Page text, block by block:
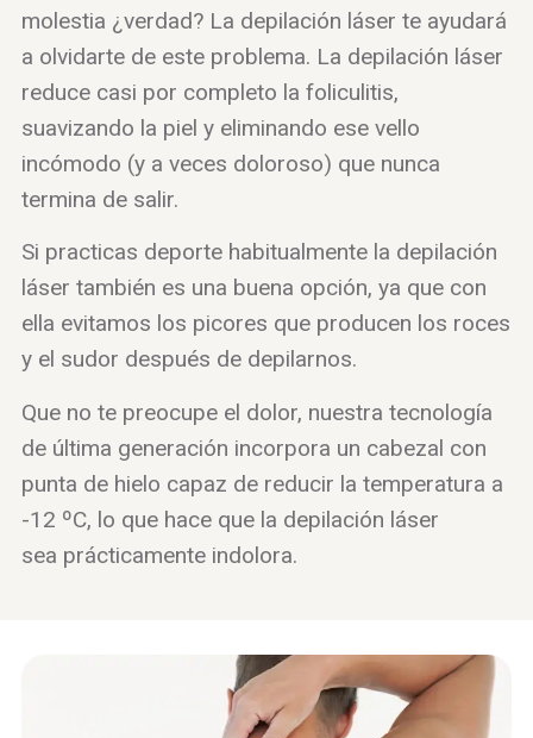
molestia ¿verdad? La depilación láser te ayudará
a olvidarte de este problema. La depilación láser
reduce casi por completo la foliculitis,
suavizando la piel y eliminando ese vello
incómodo (y a veces doloroso) que nunca
termina de salir.
Si practicas deporte habitualmente la depilación
láser también es una buena opción, ya que con
ella evitamos los picores que producen los roces
y el sudor después de depilarnos.
Que no te preocupe el dolor, nuestra tecnología
de última generación incorpora un cabezal con
punta de hielo capaz de reducir la temperatura a
-12 ºC, lo que hace que la depilación láser
sea prácticamente indolora.